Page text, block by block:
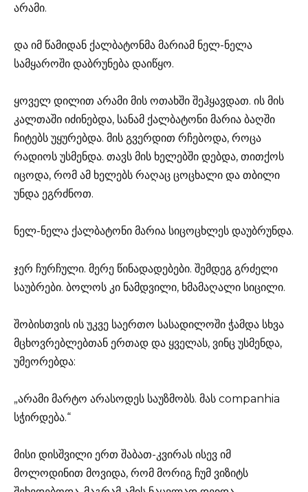
არამი.
და იმ წამიდან ქალბატონმა მარიამ ნელ-ნელა
სამყაროში დაბრუნება დაიწყო.
ყოველ დილით არამი მის ოთახში შეჰყავდათ. ის მის
კალთაში იძინებდა, სანამ ქალბატონი მარია ბაღში
ჩიტებს უყურებდა. მის გვერდით რჩებოდა, როცა
რადიოს უსმენდა. თავს მის ხელებში დებდა, თითქოს
იცოდა, რომ ამ ხელებს რაღაც ცოცხალი და თბილი
უნდა ეგრძნოთ.
ნელ-ნელა ქალბატონი მარია სიცოცხლეს დაუბრუნდა.
ჯერ ჩურჩული. მერე წინადადებები. შემდეგ გრძელი
საუბრები. ბოლოს კი ნამდვილი, ხმამაღალი სიცილი.
შობისთვის ის უკვე საერთო სასადილოში ჭამდა სხვა
მცხოვრებლებთან ერთად და ყველას, ვინც უსმენდა,
უმეორებდა:
„არამი მარტო არასოდეს საუზმობს. მას companhia
სჭირდება.“
მისი დისშვილი ერთ შაბათ-კვირას ისევ იმ
მოლოდინით მოვიდა, რომ მორიგ ჩუმ ვიზიტს